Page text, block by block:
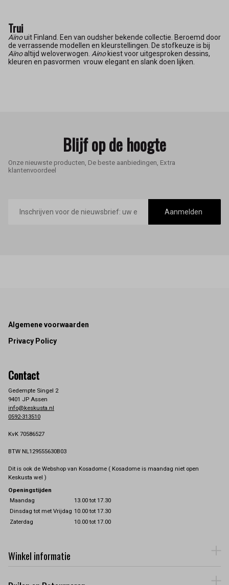
Trui
Aïnouit Finland. Een van oudsher bekende collectie. Beroemd door
de verrassende modellen en kleurstellingen. De stofkeuze is bij
Aïnoaltijd weloverwogen. Ainokiest voor uitgesproken dessins,
kleuren en pasvormen vrouw elegant en slank doen lijken.
Blijf op de hoogte
Onze nieuwste producten, De beste aanbiedingen, Extra
klantenvoordeel
mailadres
Aanmelden
Footer
Algemene voorwaarden
Privacy Policy
Contact
Gedempte Singel 2
9401 JP Assen
info@keskusta.nl
0592-313510
KvK 70586527
BTW NL129555630B03
Dit is ook de Webshop van Kosadome ( Kosadome is maandag niet open
Keskusta wel )
Openingstijden
Maandag
13.00 tot 17.30
Dinsdag tot met Vrijdag 10.00 tot 17.30
Zaterdag
10.00 tot 17.00
Winkel informatie